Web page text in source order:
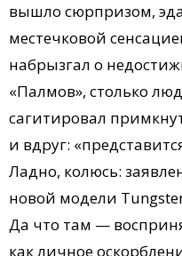
вышло сюрпризом,
местечковой
набрызгал о
«Палмов», столько
сагитировал
и вдруг:
Ладно, колюсь:
новой модели
Да что там —
как личное